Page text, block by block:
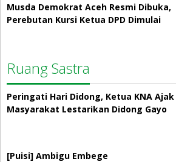
Musda Demokrat Aceh Resmi Dibuka,
Perebutan Kursi Ketua DPD Dimulai
Ruang Sastra
Peringati Hari Didong, Ketua KNA Ajak
Masyarakat Lestarikan Didong Gayo
[Puisi] Ambigu Embege